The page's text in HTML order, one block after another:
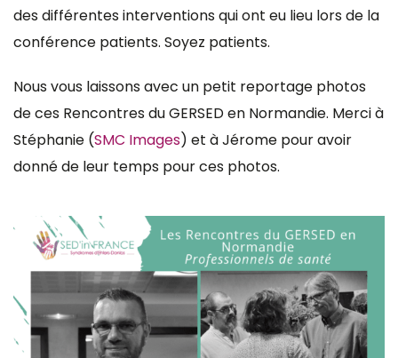
des différentes interventions qui ont eu lieu lors de la
conférence patients. Soyez patients.
Nous vous laissons avec un petit reportage photos
de ces Rencontres du GERSED en Normandie. Merci à
Stéphanie (SMC Images) et à Jérome pour avoir
donné de leur temps pour ces photos.